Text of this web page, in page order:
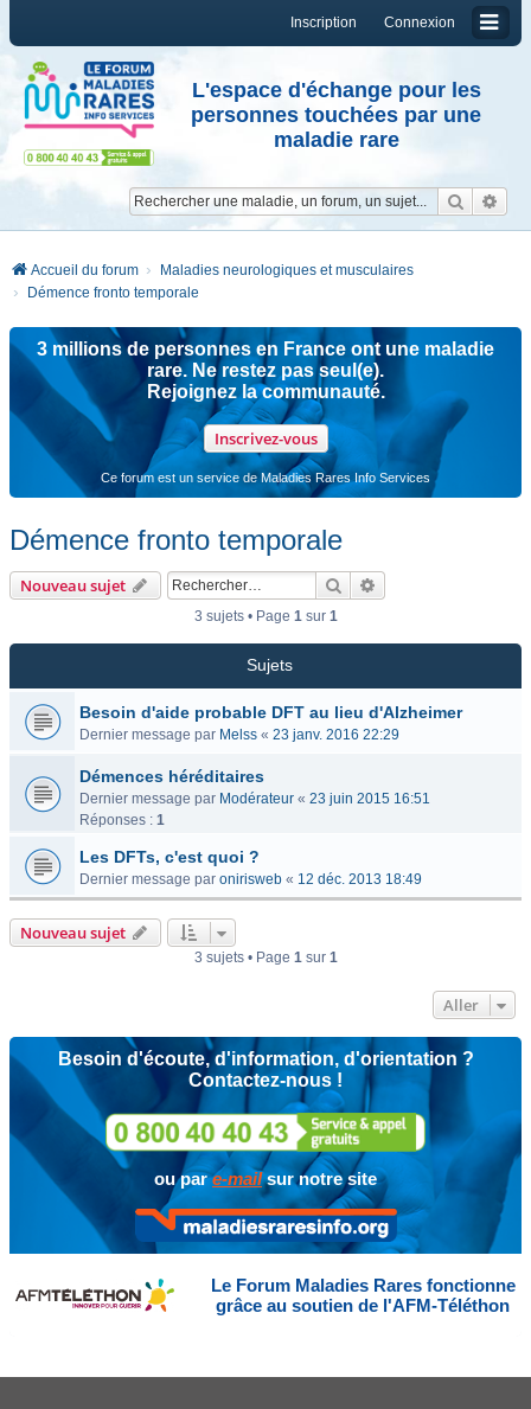
Connexion
Inscription
L'espace d'échange pour les
personnes touchées par une
maladie rare
Accueil du forum
Maladies neurologiques et musculaires
Démence fronto temporale
3 millions de personnes en France ont une maladie
rare. Ne restez pas seul(e).
Rejoignez la communauté.
Inscrivez-vous
Ce forum est un service de Maladies Rares Info Services
Démence fronto temporale
Nouveau sujet Rechercher
3 sujets • Page 1sur 1
Sujets
Besoin d'aide probable DFT au lieu d'Alzheimer
Dernier message par Melss « 23 janv. 2016 22:29
Démences héréditaires
Dernier message par Modérateur « 23 juin 2015 16:51
Réponses : 1
Les DFTs, c'est quoi ?
Dernier message par onirisweb « 12 déc. 2013 18:49
Nouveau sujet
3 sujets • Page 1sur 1
Aller
Besoin d'écoute, d'information, d'orientation ?
Contactez-nous !
ou pare-mailsur notre site
Le Forum Maladies Rares fonctionne
grâce au soutien de l'AFM-Téléthon